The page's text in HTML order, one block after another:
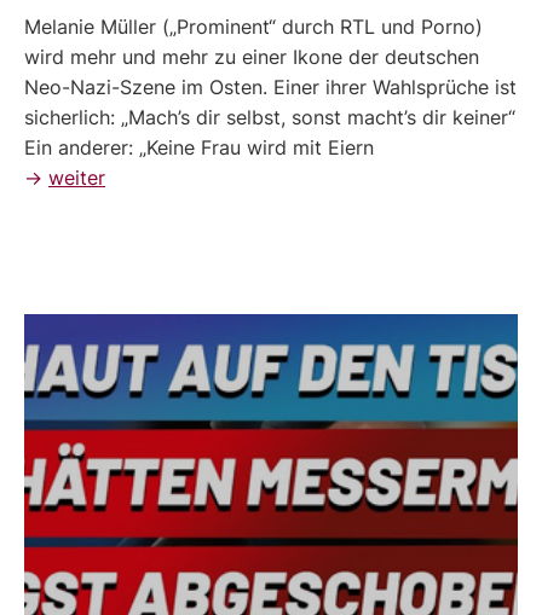
Melanie Müller („Prominent“ durch RTL und Porno)
wird mehr und mehr zu einer Ikone der deutschen
Neo-Nazi-Szene im Osten. Einer ihrer Wahlsprüche ist
sicherlich: „Mach’s dir selbst, sonst macht’s dir keiner“
Ein anderer: „Keine Frau wird mit Eiern
→ weiter